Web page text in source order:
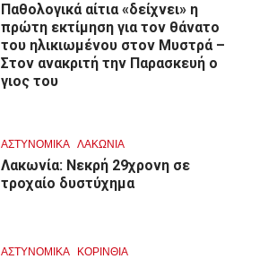
Παθολογικά αίτια «δείχνει» η
πρώτη εκτίμηση για τον θάνατο
του ηλικιωμένου στον Μυστρά –
Στον ανακριτή την Παρασκευή ο
γιος του
ΑΣΤΥΝΟΜΙΚΑ ΛΑΚΩΝΙΑ
Λακωνία: Νεκρή 29χρονη σε
τροχαίο δυστύχημα
ΑΣΤΥΝΟΜΙΚΑ ΚΟΡΙΝΘΊΑ